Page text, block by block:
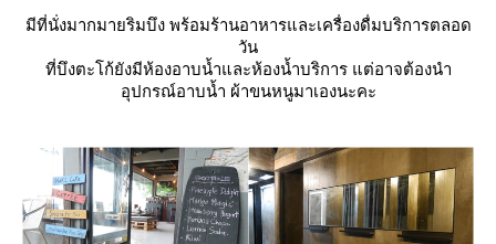
มีที่นั่งมากมายริมบึง พร้อมร้านอาหารและเครื่องดื่มบริการตลอด
วัน
ที่บึงตะโก้ยังมีห้องอาบน้ำและห้องน้ำบริการ แต่อาจต้องนำ
อุปกรณ์อาบน้ำ ผ้าขนหนูมาเองนะคะ